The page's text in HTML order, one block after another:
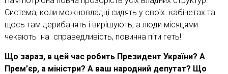
Система, коли можновладці сидять у своїх кабінетах та
щось там дерибанять і вирішують, а люди місяцями
чекають на справедливість, повинна піти геть!
Що зараз, в цей час робить Президент України? А
Прем’єр, а міністри? А ваш народний депутат? Що